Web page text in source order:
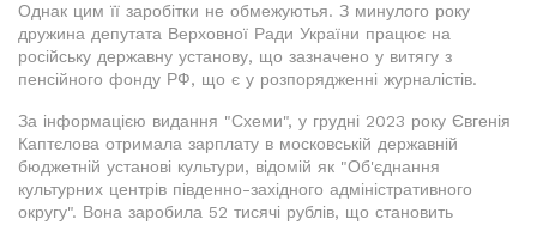
Однак цим її заробітки не обмежуютья. З минулого року
дружина депутата Верховної Ради України працює на
російську державну установу, що зазначено у витягу з
пенсійного фонду РФ, що є у розпорядженні журналістів.
За інформацією видання "Схеми", у грудні 2023 року Євгенія
Каптєлова отримала зарплату в московській державній
бюджетній установі культури, відомій як "Об'єднання
культурних центрів південно-західного адміністративного
округу". Вона заробила 52 тисячі рублів, що становить